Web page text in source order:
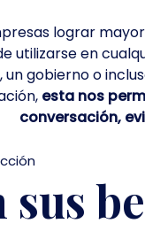
lograr
utilizarse en
un gobierno o
esta nos
conversación,
sus